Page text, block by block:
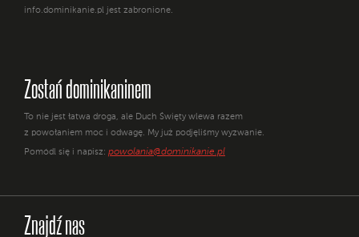
info.dominikanie.pl jest zabronione.
Zostań dominikaninem
To nie jest łatwa droga, ale Duch Święty wlewa razem
z powołaniem moc i odwagę. My już podjęliśmy wyzwanie.
Pomódl się i napisz: powolania@dominikanie.pl
Znajdź nas